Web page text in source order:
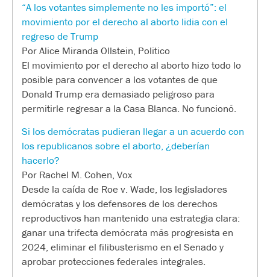
“A los votantes simplemente no les importó”: el
movimiento por el derecho al aborto lidia con el
regreso de Trump
Por Alice Miranda Ollstein, Politico
El movimiento por el derecho al aborto hizo todo lo
posible para convencer a los votantes de que
Donald Trump era demasiado peligroso para
permitirle regresar a la Casa Blanca. No funcionó.
Si los demócratas pudieran llegar a un acuerdo con
los republicanos sobre el aborto, ¿deberían
hacerlo?
Por Rachel M. Cohen, Vox
Desde la caída de Roe v. Wade, los legisladores
demócratas y los defensores de los derechos
reproductivos han mantenido una estrategia clara:
ganar una trifecta demócrata más progresista en
2024, eliminar el filibusterismo en el Senado y
aprobar protecciones federales integrales.